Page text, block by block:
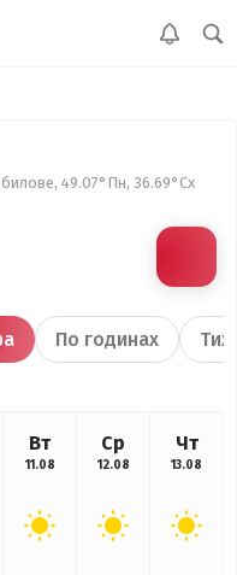
49.07°Пн, 36.69°Сх
По годинах
Вт
11.08
Ср
12.08
Чт
13.08